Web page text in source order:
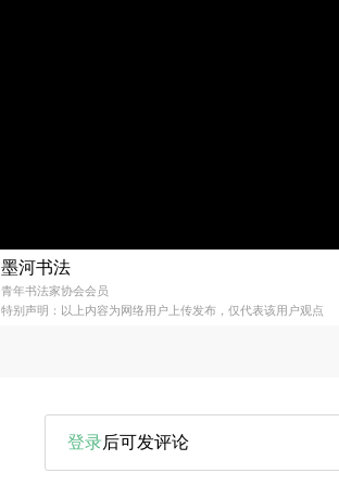
墨河书法
青年书法家协会会员
特别声明：以上内容为网络用户上传发布，仅代表该用户观点
登录后可发评论